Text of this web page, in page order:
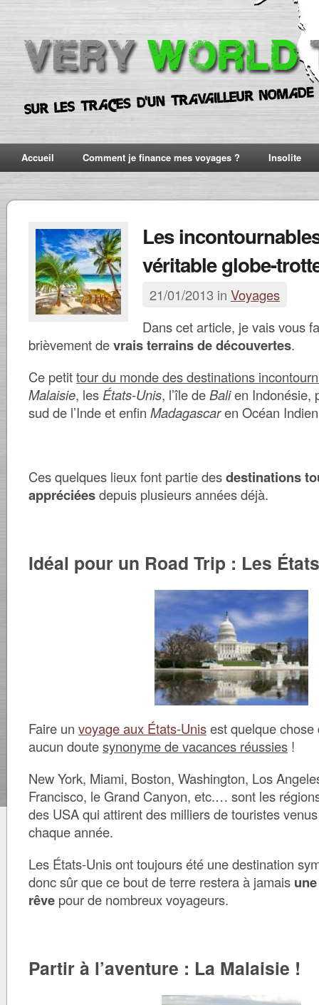
Accueil Comment je finance mes voyages ? Insolite
Les
véritable globe-
21/01/2013 in Voyages
Dans cet article, je vais vous
brièvement devrais terrains de découvertes.
Ce petittour du monde des destinations
Malaisie, les États-Unis, l’île deBalien Indonésie,
sud de l’Inde et enfin Madagascaren Océan
Ces quelques lieux font partie desdestinations
appréciéesdepuis plusieurs années déjà.
Idéal pour un Road Trip : Les
Faire un voyage aux États-Unisest quelque
aucun doutesynonyme de vacances réussies !
New York, Miami, Boston, Washington, Los
Francisco, le Grand Canyon, etc.… sont les
des USA qui attirent des milliers de touristes
chaque année.
Les États-Unis ont toujours été une destination
donc sûr que ce bout de terre restera à jamais
rêve pour de nombreux voyageurs.
Partir à l’aventure : La Malaisie !